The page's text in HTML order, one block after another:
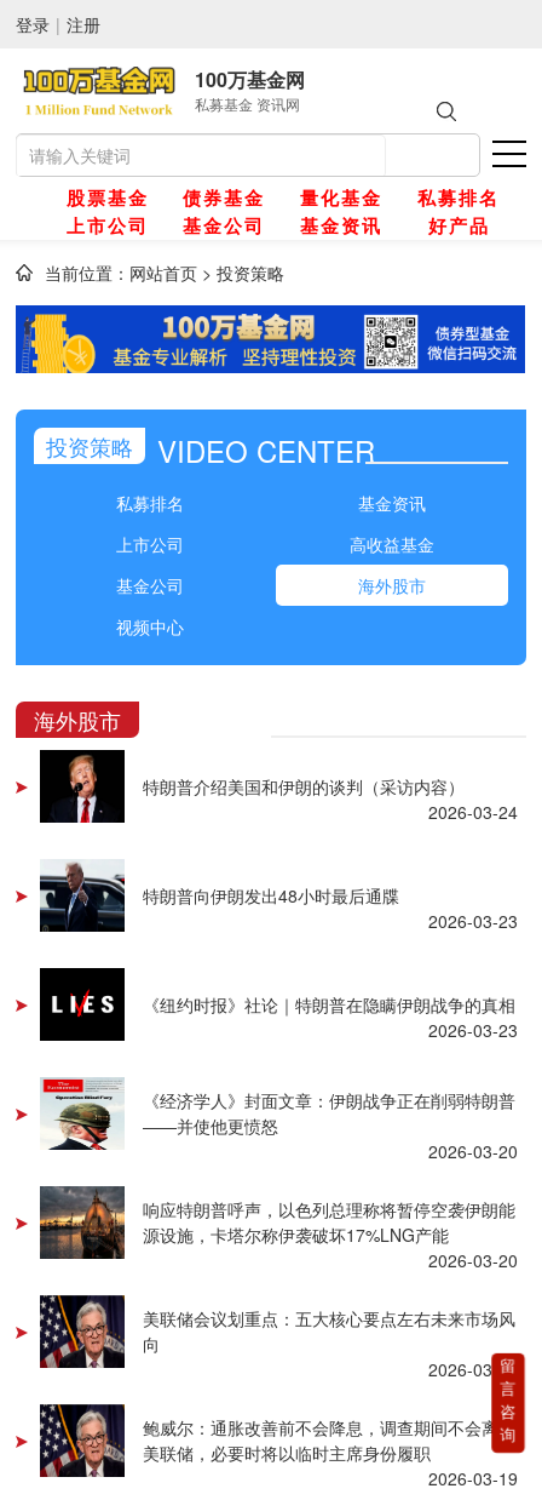
登录 | 注册
100万基金网
私募基金 资讯网
股票基金 债券基金 量化基金
私募排名
上市公司
基金公司 基金资讯 好产品
当前位置： 网站首页 >投资策略
投资策略 VIDEO CENTER
私募排名
基金资讯
上市公司
高收益基金
基金公司
海外股市
视频中心
海外股市
特朗普介绍美国和伊朗的谈判（采访内容）
2026-03-24
特朗普向伊朗发出48小时最后通牒
2026-03-23
《纽约时报》社论｜特朗普在隐瞒伊朗战争的真相
2026-03-23
《经济学人》封面文章：伊朗战争正在削弱特朗普
——并使他更愤怒
2026-03-20
响应特朗普呼声，以色列总理称将暂停空袭伊朗能
源设施，卡塔尔称伊袭破坏17%LNG产能
2026-03-20
美联储会议划重点：五大核心要点左右未来市场风
向
2026-03-19
鲍威尔：通胀改善前不会降息，调查期间不会离开
美联储，必要时将以临时主席身份履职
2026-03-19
留
言
咨
询